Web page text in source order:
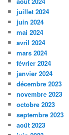
juillet 2024
juin 2024
mai 2024
avril 2024
mars 2024
février 2024
janvier 2024
décembre 2023
novembre 2023
octobre 2023
septembre 2023
août 2023